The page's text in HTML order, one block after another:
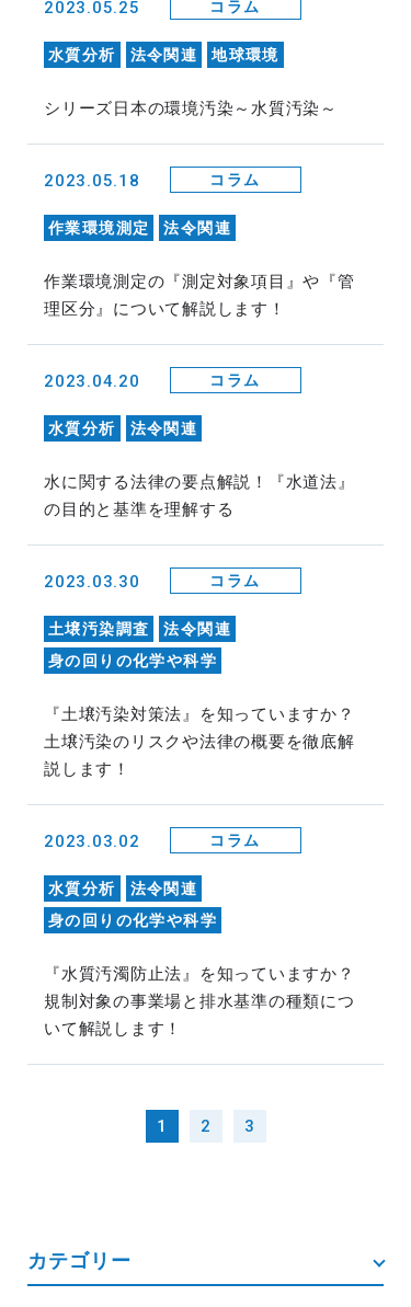
2023.05.25 コラム
水質分析 法令関連 地球環境
シリーズ日本の環境汚染～水質汚染～
2023.05.18 コラム
作業環境測定 法令関連
作業環境測定の『測定対象項目』や『管
理区分』について解説します！
2023.04.20 コラム
水質分析 法令関連
水に関する法律の要点解説！『水道法』
の目的と基準を理解する
2023.03.30 コラム
土壌汚染調査
法令関連
身の回りの化学や科学
『土壌汚染対策法』を知っていますか？
土壌汚染のリスクや法律の概要を徹底解
説します！
2023.03.02 コラム
水質分析
法令関連
身の回りの化学や科学
『水質汚濁防止法』を知っていますか？
規制対象の事業場と排水基準の種類につ
いて解説します！
1 2 3
カテゴリー